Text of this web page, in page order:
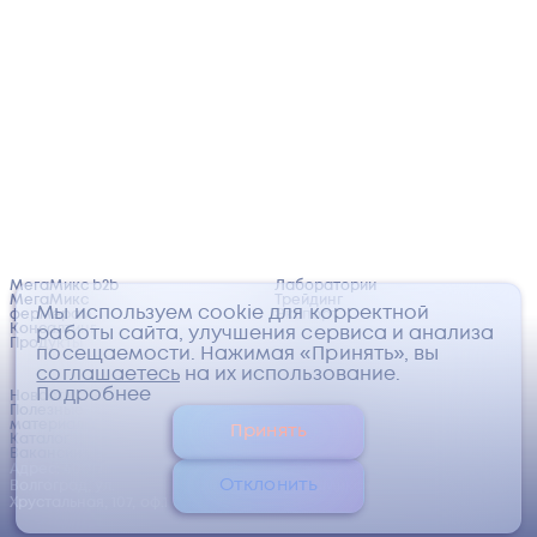
МегаМикс b2b
МегаМикс
фермерам
Консалтинг
Продукты
Лаборатории
Трейдинг
Экспорт
Новости
материалы
Каталог
Вакансии
обработки
персональных
Волгоград, ул.
Хрустальная, 107, оф.1
«МегаМикс»
Мы используем cookie для корректной
работы сайта, улучшения сервиса и анализа
посещаемости. Нажимая «Принять», вы
соглашаетесьна их использование.
Подробнее
Принять
Отклонить